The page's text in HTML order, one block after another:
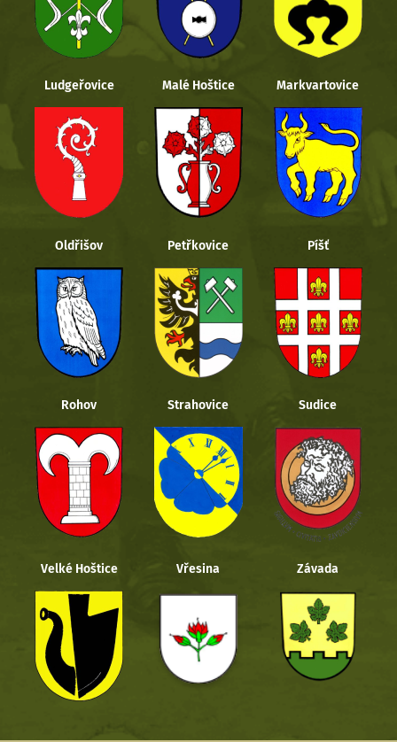
Ludgeřovice Malé Hoštice Markvartovice
Oldřišov Petřkovice Píšť
Rohov Strahovice Sudice
Velké Hoštice Vřesina Závada